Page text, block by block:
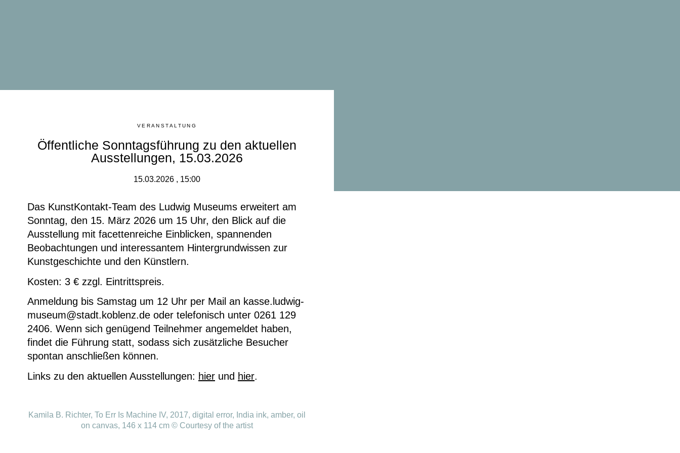
VERANSTALTUNG
Öffentliche Sonntagsführung zu den aktuellen
Ausstellungen, 15.03.2026
15.03.2026 , 15:00
Das KunstKontakt-Team des Ludwig Museums erweitert am
Sonntag, den 15. März 2026 um 15 Uhr, den Blick auf die
Ausstellung mit facettenreiche Einblicken, spannenden
Beobachtungen und interessantem Hintergrundwissen zur
Kunstgeschichte und den Künstlern.
Kosten: 3 € zzgl. Eintrittspreis.
Anmeldung bis Samstag um 12 Uhr per Mail an kasse.ludwig-
museum@stadt.koblenz.de oder telefonisch unter 0261 129
2406. Wenn sich genügend Teilnehmer angemeldet haben,
findet die Führung statt, sodass sich zusätzliche Besucher
spontan anschließen können.
Links zu den aktuellen Ausstellungen: hier und hier.
Kamila B. Richter, To Err Is Machine IV, 2017, digital error, India ink, amber, oil
on canvas, 146 x 114 cm © Courtesy of the artist